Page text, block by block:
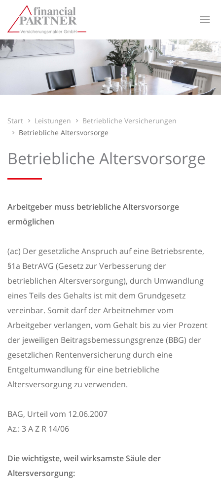
Start Leistungen
Betriebliche Versicherungen
Betriebliche Altersvorsorge
Betriebliche Altersvorsorge
Arbeitgeber muss betriebliche Altersvorsorge
ermöglichen
(ac) Der gesetzliche Anspruch auf eine Betriebsrente,
§1a BetrAVG (Gesetz zur Verbesserung der
betrieblichen Altersversorgung), durch Umwandlung
eines Teils des Gehalts ist mit dem Grundgesetz
vereinbar. Somit darf der Arbeitnehmer vom
Arbeitgeber verlangen, vom Gehalt bis zu vier Prozent
der jeweiligen Beitragsbemessungsgrenze (BBG) der
gesetzlichen Rentenversicherung durch eine
Entgeltumwandlung für eine betriebliche
Altersversorgung zu verwenden.
BAG, Urteil vom 12.06.2007
Az.: 3 A Z R 14/06
Die wichtigste, weil wirksamste Säule der
Altersversorgung: